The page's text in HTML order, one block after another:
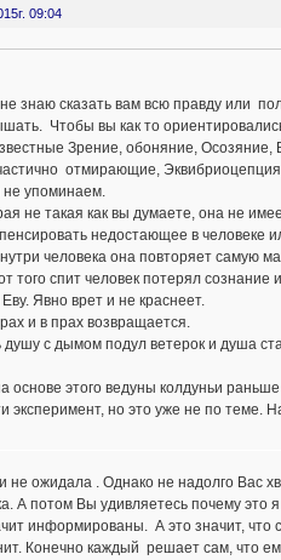
09:04
знаю сказать вам всю правду или
Чтобы вы как то
Зрение, обоняние, Осозяние,
отмирающие,
упоминаем.
не такая как вы думаете, она не
недостающее в человеке
человека она повторяет самую
того спит человек потерял
Явно врет и не краснеет.
и в прах возвращается.
с дымом подул ветерок и душа
основе этого ведуны колдуньи
эксперимент, но это уже не по теме.
не ожидала . Однако не надолго Вас
А потом Вы удивляетесь почему это я
информированы. А это значит, что
Конечно каждый решает сам, что